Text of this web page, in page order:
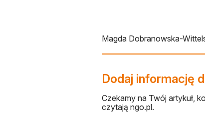
Magda Dobranowska-
Dodaj informację
Czekamy na Twój artykuł,
czytają ngo.pl.